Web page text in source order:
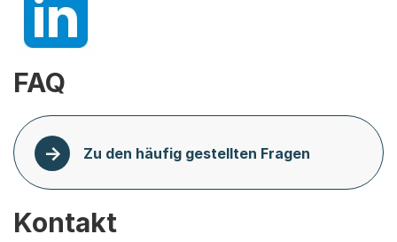
FAQ
Zu den häufig gestellten Fragen
Kontakt